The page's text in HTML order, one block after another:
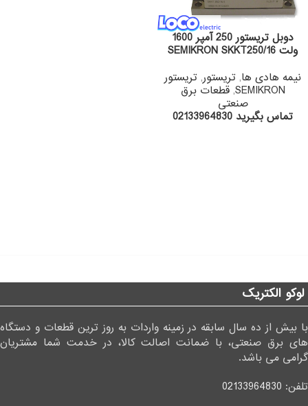
دوبل تریستور 250 آمپر 1600
ولت SEMIKRON SKKT250/16
نیمه هادی ها, تریستور, تریستور
SEMIKRON
,قطعات برق
صنعتی
تماس بگیرید 02133964830
لوکو الکتریک
با بیش از ده سال سابقه در زمینه واردات به روز ترین قطعات و دستگاه
های برق صنعتی، با ضمانت اصالت کالا، در خدمت شما مشتریان
گرامی می باشد.
تلفن: 02133964830